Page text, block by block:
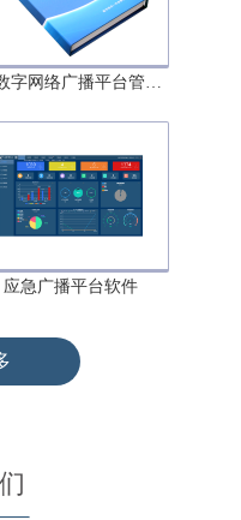
字网络广播平台管…
应急广播平台软件